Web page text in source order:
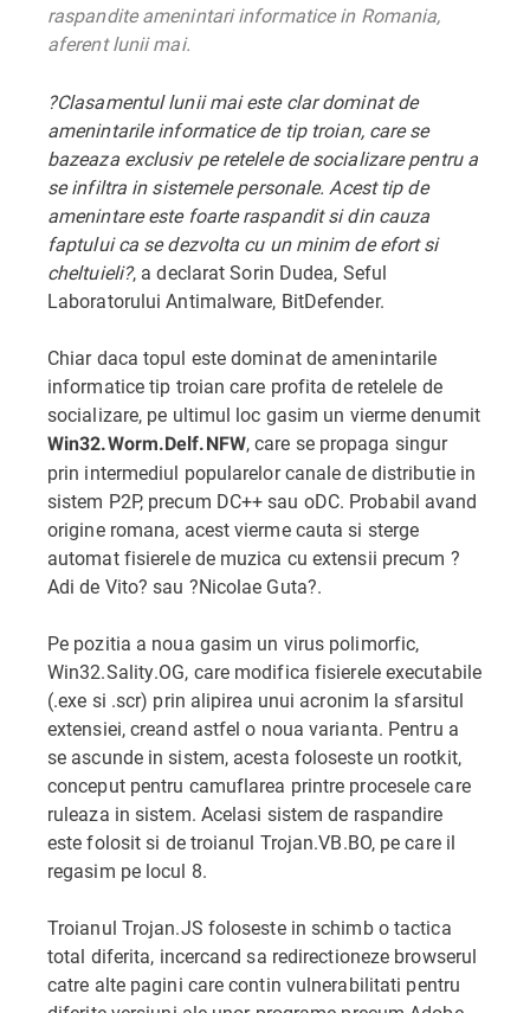
raspandite amenintari informatice in Romania,
aferent lunii mai.
?Clasamentul lunii mai este clar dominat de
amenintarile informatice de tip troian, care se
bazeaza exclusiv pe retelele de socializare pentru a
se infiltra in sistemele personale. Acest tip de
amenintare este foarte raspandit si din cauza
faptului ca se dezvolta cu un minim de efort si
cheltuieli?, a declarat Sorin Dudea, Seful
Laboratorului Antimalware, BitDefender.
Chiar daca topul este dominat de amenintarile
informatice tip troian care profita de retelele de
socializare, pe ultimul loc gasim un vierme denumit
Win32.Worm.Delf.NFW, care se propaga singur
prin intermediul popularelor canale de distributie in
sistem P2P, precum DC++ sau oDC. Probabil avand
origine romana, acest vierme cauta si sterge
automat fisierele de muzica cu extensii precum ?
Adi de Vito? sau ?Nicolae Guta?.
Pe pozitia a noua gasim un virus polimorfic,
Win32.Sality.OG, care modifica fisierele executabile
(.exe si .scr) prin alipirea unui acronim la sfarsitul
extensiei, creand astfel o noua varianta. Pentru a
se ascunde in sistem, acesta foloseste un rootkit,
conceput pentru camuflarea printre procesele care
ruleaza in sistem. Acelasi sistem de raspandire
este folosit si de troianul Trojan.VB.BO, pe care il
regasim pe locul 8.
Troianul Trojan.JS foloseste in schimb o tactica
total diferita, incercand sa redirectioneze browserul
catre alte pagini care contin vulnerabilitati pentru